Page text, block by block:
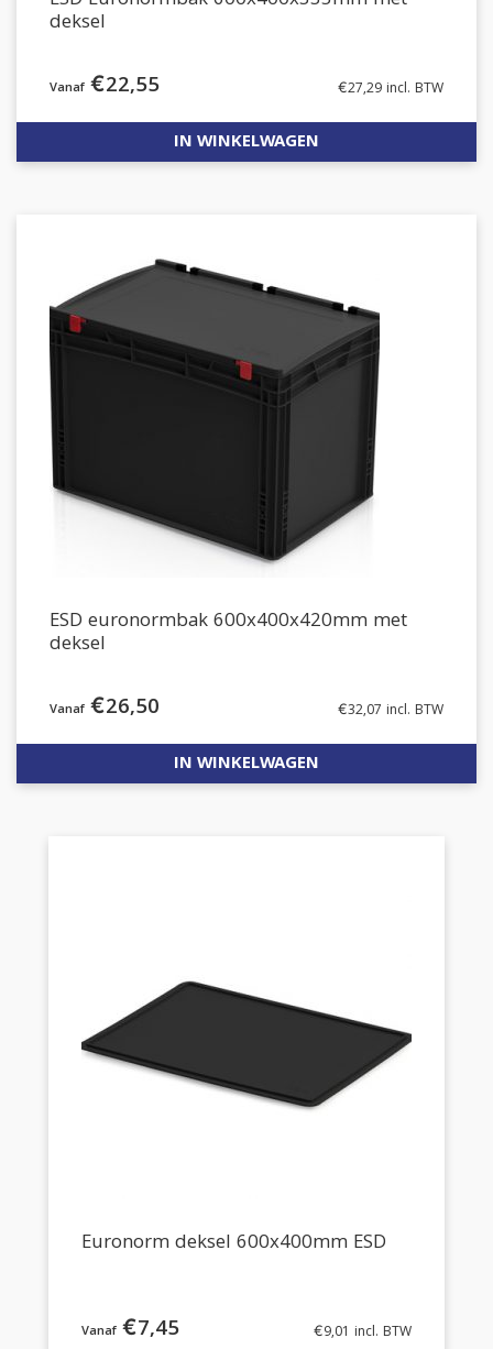
deksel
€22,55 €27,29 incl. BTW
IN WINKELWAGEN
ESD euronormbak 600x400x420mm met
deksel
€26,50 €32,07 incl. BTW
IN WINKELWAGEN
Euronorm deksel 600x400mm ESD
€7,45 €9,01 incl. BTW